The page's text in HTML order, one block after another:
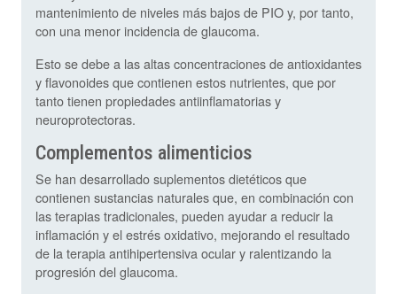
mantenimiento de niveles más bajos de PIO y, por tanto,
con una menor incidencia de glaucoma.
Esto se debe a las altas concentraciones de antioxidantes
y flavonoides que contienen estos nutrientes, que por
tanto tienen propiedades antiinflamatorias y
neuroprotectoras.
Complementos alimenticios
Se han desarrollado suplementos dietéticos que
contienen sustancias naturales que, en combinación con
las terapias tradicionales, pueden ayudar a reducir la
inflamación y el estrés oxidativo, mejorando el resultado
de la terapia antihipertensiva ocular y ralentizando la
progresión del glaucoma.